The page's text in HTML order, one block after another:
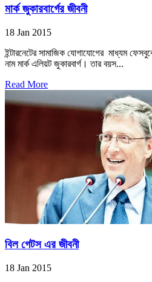
মার্ক জুকারবার্গের জীবনী
18 Jan 2015
ইন্টারনেটের সামাজিক যোগাযোগের মাধ্যম
নাম মার্ক এলিয়ট জুকারবার্গ। তার বয়স...
Read More
বিল গেটস এর জীবনী
18 Jan 2015